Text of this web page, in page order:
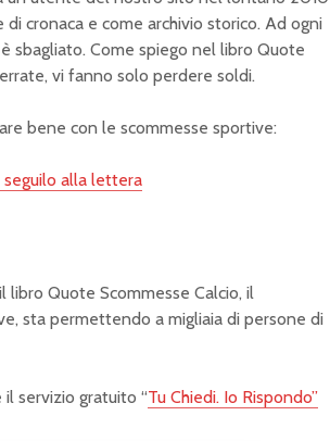
cronaca e come archivio storico. Ad ogni
sbagliato. Come spiego nel libro Quote
vi fanno solo perdere soldi.
bene con le scommesse sportive:
seguilo alla lettera
Quote Scommesse Calcio, il
sta permettendo a migliaia di persone di
servizio gratuito “Tu Chiedi. Io Rispondo”